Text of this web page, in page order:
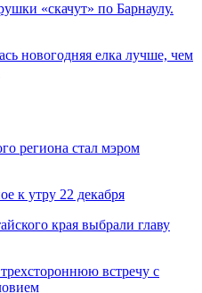
«скачут» по Барнаулу.
новогодняя елка лучше, чем
региона стал мэром
к утру 22 декабря
края выбрали главу
встречу с